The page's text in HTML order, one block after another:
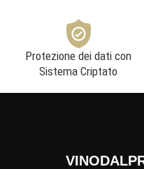
Protezione dei dati con
Sistema Criptato